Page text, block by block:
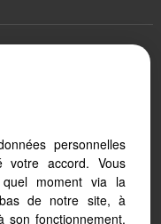
permanent, depuis votre PC,
notre site s'adapte
types d'écrans
immobilier
site immobilier
personnelles
votre accord. Vous
moment via la
de notre site, à
son fonctionnement.